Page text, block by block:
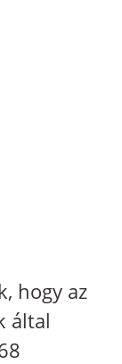
hogy az
által